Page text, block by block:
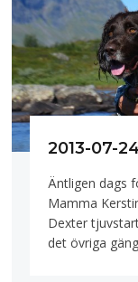
2013-07-
Äntligen dags
Mamma
Dexter
det övriga